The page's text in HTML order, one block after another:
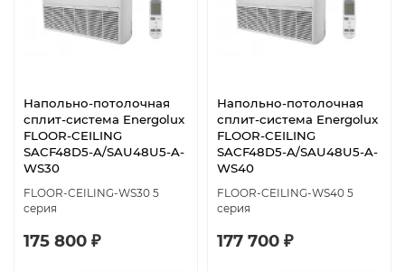
Напольно-потолочная
сплит-система Energolux
FLOOR-CEILING
SACF48D5-A/SAU48U5-A-
WS30
FLOOR-CEILING-WS30 5
серия
175 800 ₽
Напольно-потолочная
сплит-система Energolux
FLOOR-CEILING
SACF48D5-A/SAU48U5-A-
WS40
FLOOR-CEILING-WS40 5
серия
177 700 ₽